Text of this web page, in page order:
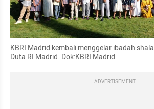
KBRI Madrid kembali menggelar ibadah
Duta RI Madrid. Dok:KBRI Madrid
ADVERTISEMENT